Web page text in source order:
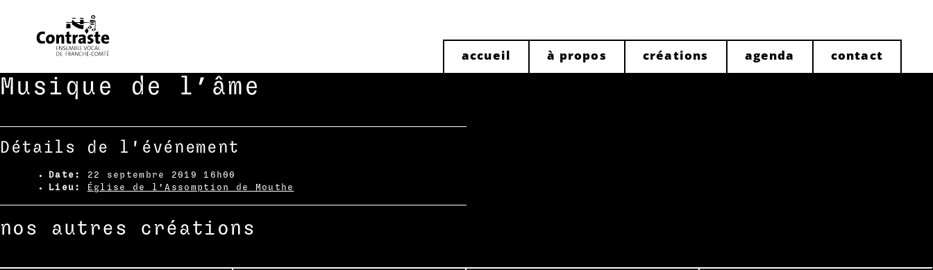
Skip
to
accueil à propos créations agenda contact
Musique de l’âme
Détails de l'événement
Date:
22 septembre 2019 16h00
Lieu:
Église de l'Assomption de Mouthe
nos autres créations